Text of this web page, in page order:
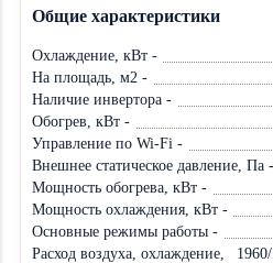
Общие характеристики
Охлаждение, кВт -
На площадь, м2 -
Наличие инвертора -
Обогрев, кВт -
Управление по Wi-Fi -
Внешнее статическое давление, Па -
Мощность обогрева, кВт -
Мощность охлаждения, кВт -
Основные режимы работы -
Расход воздуха, охлаждение,